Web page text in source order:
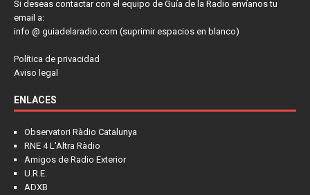
Si deseas contactar con el equipo de Guía de la Radio envíanos tu
email a:
info @ guiadelaradio.com (suprimir espacios en blanco)
Política de privacidad
Aviso legal
ENLACES
Observatori Ràdio Catalunya
RNE 4 L'Altra Ràdio
Amigos de Radio Exterior
U.R.E.
ADXB